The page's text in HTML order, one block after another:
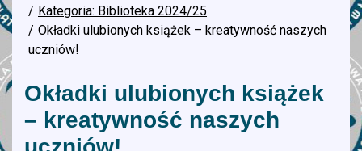
Kategoria: Biblioteka 2024/25
Okładki ulubionych książek – kreatywność naszych
uczniów!
Okładki ulubionych książek
– kreatywność naszych